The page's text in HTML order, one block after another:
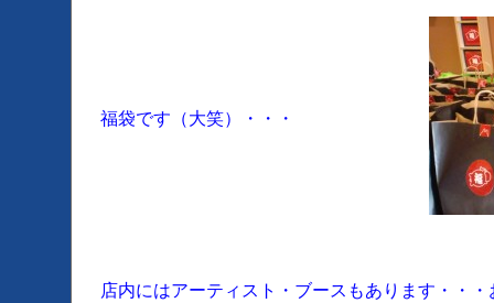
福袋です（大笑）・・・
店内にはアーティスト・ブースもあります・・・